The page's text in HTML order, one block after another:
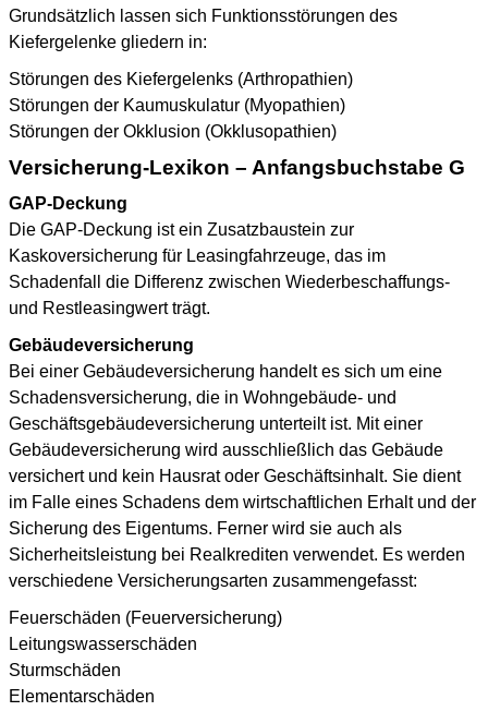
Grundsätzlich lassen sich Funktionsstörungen des
Kiefergelenke gliedern in:
Störungen des Kiefergelenks (Arthropathien)
Störungen der Kaumuskulatur (Myopathien)
Störungen der Okklusion (Okklusopathien)
Versicherung-Lexikon – Anfangsbuchstabe G
GAP-Deckung
Die GAP-Deckung ist ein Zusatzbaustein zur
Kaskoversicherung für Leasingfahrzeuge, das im
Schadenfall die Differenz zwischen Wiederbeschaffungs-
und Restleasingwert trägt.
Gebäudeversicherung
Bei einer Gebäudeversicherung handelt es sich um eine
Schadensversicherung, die in Wohngebäude- und
Geschäftsgebäudeversicherung unterteilt ist. Mit einer
Gebäudeversicherung wird ausschließlich das Gebäude
versichert und kein Hausrat oder Geschäftsinhalt. Sie dient
im Falle eines Schadens dem wirtschaftlichen Erhalt und der
Sicherung des Eigentums. Ferner wird sie auch als
Sicherheitsleistung bei Realkrediten verwendet. Es werden
verschiedene Versicherungsarten zusammengefasst:
Feuerschäden (Feuerversicherung)
Leitungswasserschäden
Sturmschäden
Elementarschäden